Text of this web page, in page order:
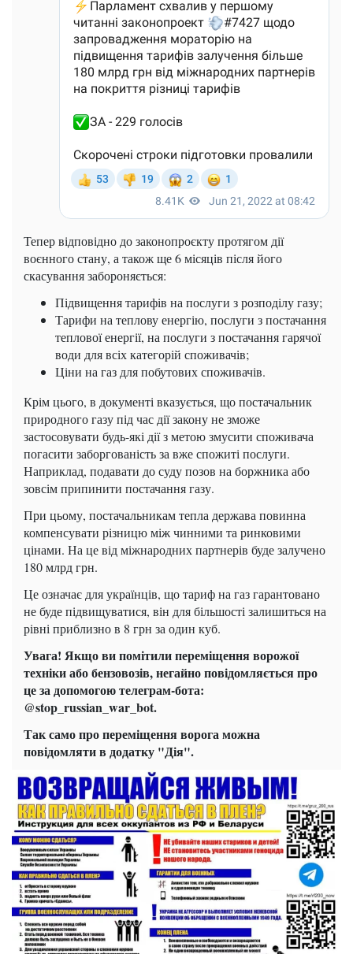
Тепер відповідно до законопроєкту протягом дії
воєнного стану, а також ще 6 місяців після його
скасування забороняється:
Підвищення тарифів на послуги з розподілу газу;
Тарифи на теплову енергію, послуги з постачання
теплової енергії, на послуги з постачання гарячої
води для всіх категорій споживачів;
Ціни на газ для побутових споживачів.
Крім цього, в документі вказується, що постачальник
природного газу під час дії закону не зможе
застосовувати будь-які дії з метою змусити споживача
погасити заборгованість за вже спожиті послуги.
Наприклад, подавати до суду позов на боржника або
зовсім припинити постачання газу.
При цьому, постачальникам тепла держава повинна
компенсувати різницю між чинними та ринковими
цінами. На це від міжнародних партнерів буде залучено
180 млрд грн.
Це означає для українців, що тариф на газ гарантовано
не буде підвищуватися, він для більшості залишиться на
рівні приблизно в 8 грн за один куб.
Увага! Якщо ви помітили переміщення ворожої
техніки або бензовозів, негайно повідомляється про
це за допомогою телеграм-бота:
@stop_russian_war_bot.
Так само про переміщення ворога можна
повідомляти в додатку "Дія".